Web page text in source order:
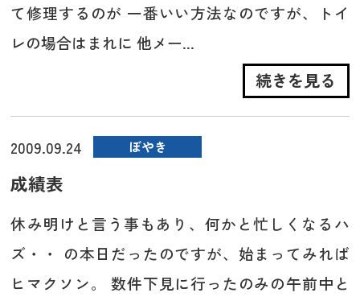
て修理するのが 一番いい方法なのですが、トイ
レの場合はまれに 他メー...
続きを見る
2009.09.24 ぼやき
成績表
休み明けと言う事もあり、何かと忙しくなるハ
ズ・・ の本日だったのですが、始まってみれば
ヒマクソン。 数件下見に行ったのみの午前中と